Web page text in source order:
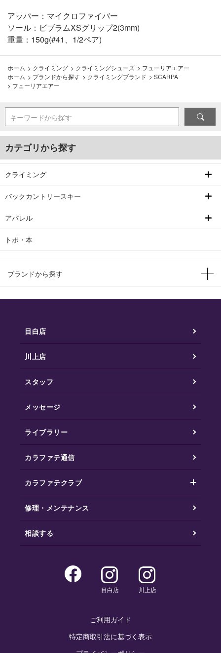
アッパー：マイクロファイバー
ソール：ビブラムXSグリップ2(3mm)
重量：150g(#41、1/2ペア)
ホーム > クライミング > クライミングシューズ > フューリアエアー
ホーム > ブランドから探す > クライミングブランド > SCARPA
> フューリアエアー
キーワードから探す
カテゴリから探す
クライミング
バックカントリースキー
アパレル
トポ・本
ブランドから探す
目白店
川上店
スタッフ
メッセージ
ライブラリー
カラファテ通信
カラファテクラブ
修理・メンテナンス
相談する
目白店 川上店
ご利用ガイド
特定商取引法に基づく表示